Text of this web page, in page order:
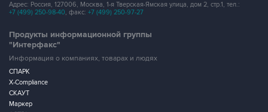
Адрес: Россия, 127006, Москва, 1-я Тверская-Ямская улица, дом 2, стр.1, тел.:
+7 (499) 250-98-40, факс: +7 (499) 250-97-27
Продукты информационной группы
"Интерфакс"
Информация о компаниях, товарах и людях
СПАРК
X-Compliance
СКАУТ
Маркер